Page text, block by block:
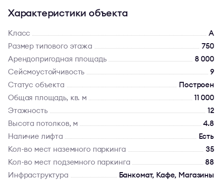
Характеристики объекта
Класс
A
Размер типового этажа
750
Арендопригодная площадь
8 000
Сейсмоустойчивость
9
Статус объекта
Построен
Общая площадь, кв. м
11 000
Этажность
12
Высота потолков, м
4.8
Наличие лифта
Есть
Кол-во мест наземного паркинга
35
Кол-во мест подземного паркинга
88
Инфраструктура
Банкомат, Кафе, Магазины